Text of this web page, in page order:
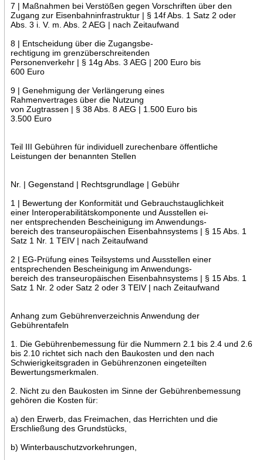
7 | Maßnahmen bei Verstößen gegen Vorschriften über den
Zugang zur Eisenbahninfrastruktur | § 14f Abs. 1 Satz 2 oder
Abs. 3 i. V. m. Abs. 2 AEG | nach Zeitaufwand
8 | Entscheidung über die Zugangsbe-
rechtigung im grenzüberschreitenden
Personenverkehr | § 14g Abs. 3 AEG | 200 Euro bis
600 Euro
9 | Genehmigung der Verlängerung eines
Rahmenvertrages über die Nutzung
von Zugtrassen | § 38 Abs. 8 AEG | 1.500 Euro bis
3.500 Euro
Teil III Gebühren für individuell zurechenbare öffentliche
Leistungen der benannten Stellen
Nr. | Gegenstand | Rechtsgrundlage | Gebühr
1 | Bewertung der Konformität und Gebrauchstauglichkeit
einer Interoperabilitätskomponente und Ausstellen ei-
ner entsprechenden Bescheinigung im Anwendungs-
bereich des transeuropäischen Eisenbahnsystems | § 15 Abs. 1
Satz 1 Nr. 1 TEIV | nach Zeitaufwand
2 | EG-Prüfung eines Teilsystems und Ausstellen einer
entsprechenden Bescheinigung im Anwendungs-
bereich des transeuropäischen Eisenbahnsystems | § 15 Abs. 1
Satz 1 Nr. 2 oder Satz 2 oder 3 TEIV | nach Zeitaufwand
Anhang zum Gebührenverzeichnis Anwendung der
Gebührentafeln
1. Die Gebührenbemessung für die Nummern 2.1 bis 2.4 und 2.6
bis 2.10 richtet sich nach den Baukosten und den nach
Schwierigkeitsgraden in Gebührenzonen eingeteilten
Bewertungsmerkmalen.
2. Nicht zu den Baukosten im Sinne der Gebührenbemessung
gehören die Kosten für:
a) den Erwerb, das Freimachen, das Herrichten und die
Erschließung des Grundstücks,
b) Winterbauschutzvorkehrungen,